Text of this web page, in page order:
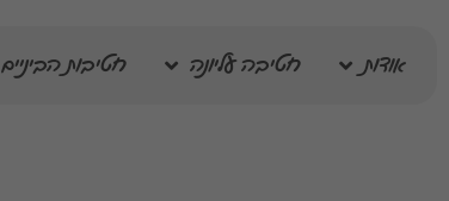
אודות חטיבה עליונה חטיבות הביניים